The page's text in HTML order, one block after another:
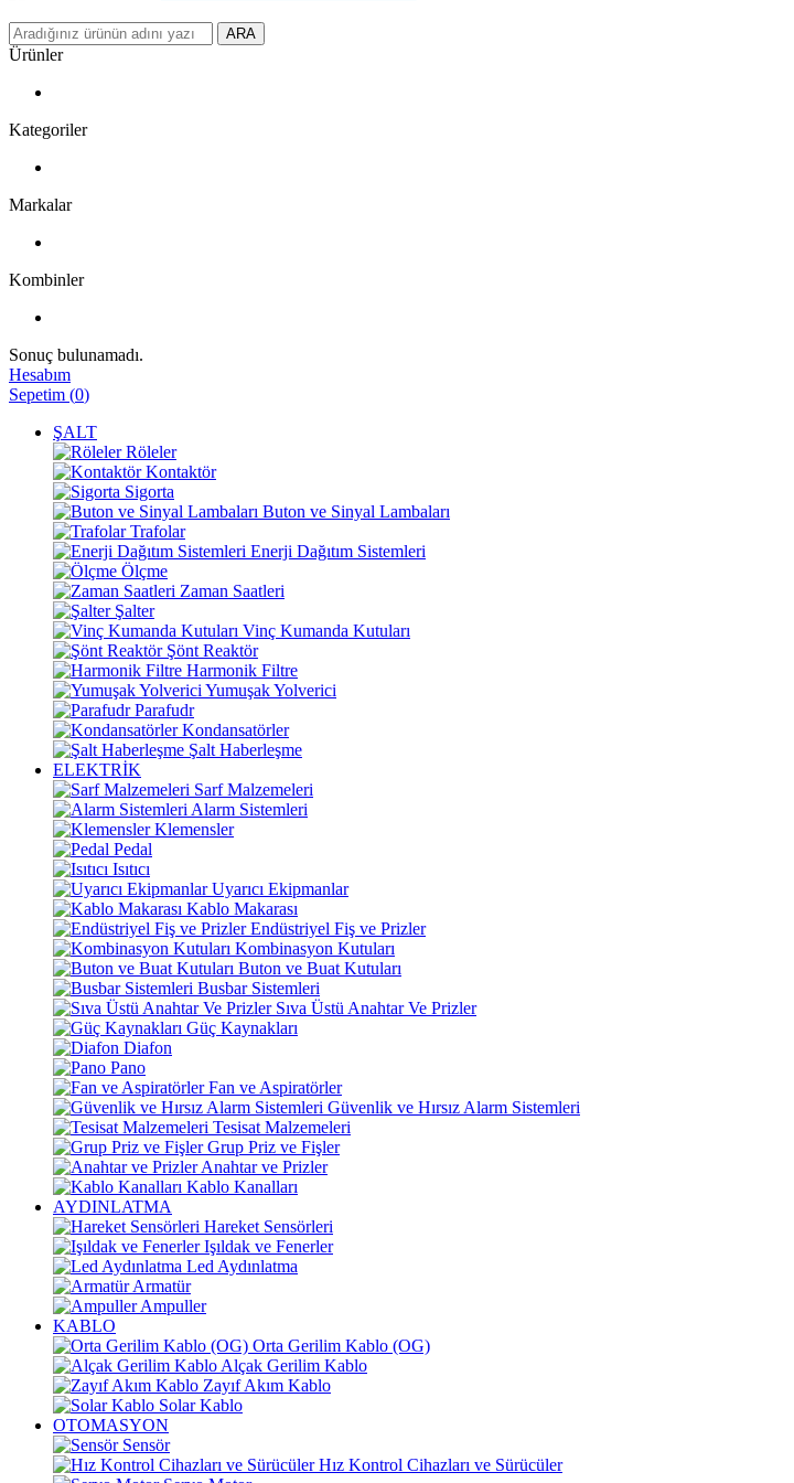
ARA
Ürünler
Kategoriler
Markalar
Kombinler
Sonuç bulunamadı.
Hesabım
Sepetim (0)
ŞALT
Röleler
Kontaktör
Sigorta
Buton ve Sinyal Lambaları
Trafolar
Enerji Dağıtım Sistemleri
Ölçme
Zaman Saatleri
Şalter
Vinç Kumanda Kutuları
Şönt Reaktör
Harmonik Filtre
Yumuşak Yolverici
Parafudr
Kondansatörler
Şalt Haberleşme
ELEKTRİK
Sarf Malzemeleri
Alarm Sistemleri
Klemensler
Pedal
Isıtıcı
Uyarıcı Ekipmanlar
Kablo Makarası
Endüstriyel Fiş ve Prizler
Kombinasyon Kutuları
Buton ve Buat Kutuları
Busbar Sistemleri
Sıva Üstü Anahtar Ve Prizler
Güç Kaynakları
Diafon
Pano
Fan ve Aspiratörler
Güvenlik ve Hırsız Alarm Sistemleri
Tesisat Malzemeleri
Grup Priz ve Fişler
Anahtar ve Prizler
Kablo Kanalları
AYDINLATMA
Hareket Sensörleri
Işıldak ve Fenerler
Led Aydınlatma
Armatür
Ampuller
KABLO
Orta Gerilim Kablo (OG)
Alçak Gerilim Kablo
Zayıf Akım Kablo
Solar Kablo
OTOMASYON
Sensör
Hız Kontrol Cihazları ve Sürücüler